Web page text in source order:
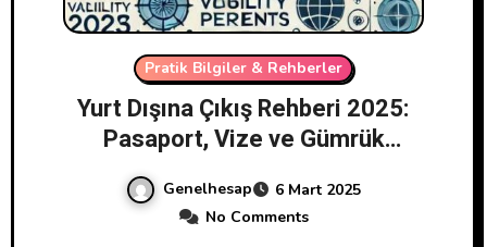
Pratik Bilgiler & Rehberler
Yurt Dışına Çıkış Rehberi 2025:
Pasaport, Vize ve Gümrük
Genelhesap
6 Mart 2025
No Comments